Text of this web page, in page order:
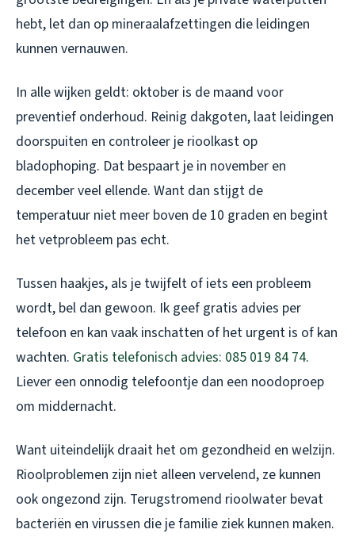
hebt, let dan op mineraalafzettingen die leidingen
kunnen vernauwen.
In alle wijken geldt: oktober is de maand voor
preventief onderhoud. Reinig dakgoten, laat leidingen
doorspuiten en controleer je rioolkast op
bladophoping. Dat bespaart je in november en
december veel ellende. Want dan stijgt de
temperatuur niet meer boven de 10 graden en begint
het vetprobleem pas echt.
Tussen haakjes, als je twijfelt of iets een probleem
wordt, bel dan gewoon. Ik geef gratis advies per
telefoon en kan vaak inschatten of het urgent is of kan
wachten. Gratis telefonisch advies: 085 019 84 74.
Liever een onnodig telefoontje dan een noodoproep
om middernacht.
Want uiteindelijk draait het om gezondheid en welzijn.
Rioolproblemen zijn niet alleen vervelend, ze kunnen
ook ongezond zijn. Terugstromend rioolwater bevat
bacteriën en virussen die je familie ziek kunnen maken.